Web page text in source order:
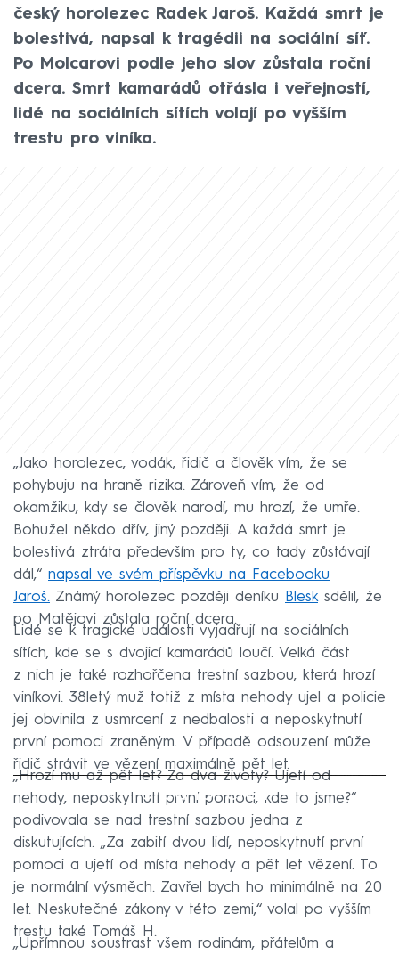
český horolezec Radek Jaroš. Každá smrt je
bolestivá, napsal k tragédii na sociální síť.
Po Molcarovi podle jeho slov zůstala roční
dcera. Smrt kamarádů otřásla i veřejností,
lidé na sociálních sítích volají po vyšším
trestu pro viníka.
„Jako horolezec, vodák, řidič a člověk vím, že se
pohybuju na hraně rizika. Zároveň vím, že od
okamžiku, kdy se člověk narodí, mu hrozí, že umře.
Bohužel někdo dřív, jiný později. A každá smrt je
bolestivá ztráta především pro ty, co tady zůstávají
dál,“ napsal ve svém příspěvku na Facebooku
Jaroš. Známý horolezec později deníku Blesksdělil, že
po Matějovi zůstala roční dcera.
Lidé se k tragické události vyjadřují na sociálních
sítích, kde se s dvojicí kamarádů loučí. Velká část
z nich je také rozhořčena trestní sazbou, která hrozí
viníkovi. 38letý muž totiž z místa nehody ujel a policie
jej obvinila z usmrcení z nedbalosti a neposkytnutí
první pomoci zraněným. V případě odsouzení může
řidič strávit ve vězení maximálně pět let.
Failed to fetch
„Hrozí mu až pět let? Za dva životy? Ujetí od
nehody, neposkytnutí první pomoci, kde to jsme?“
podivovala se nad trestní sazbou jedna z
diskutujících. „Za zabití dvou lidí, neposkytnutí první
pomoci a ujetí od místa nehody a pět let vězení. To
je normální výsměch. Zavřel bych ho minimálně na 20
let. Neskutečné zákony v této zemi,“ volal po vyšším
trestu také Tomáš H.
„Upřímnou soustrast všem rodinám, přátelům a